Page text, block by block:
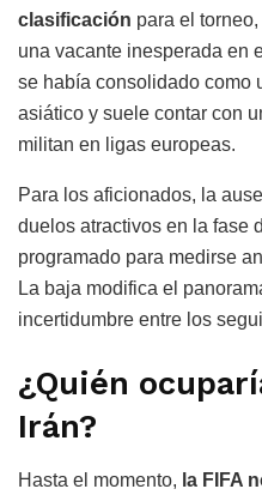
clasificación para el
una vacante inesperada en
se había consolidado como
asiático y suele contar con
militan en ligas europeas.
Para los aficionados, la
duelos atractivos en la fase
programado para medirse
La baja modifica el
incertidumbre entre los
¿Quién
Irán?
Hasta el momento, la FIFA